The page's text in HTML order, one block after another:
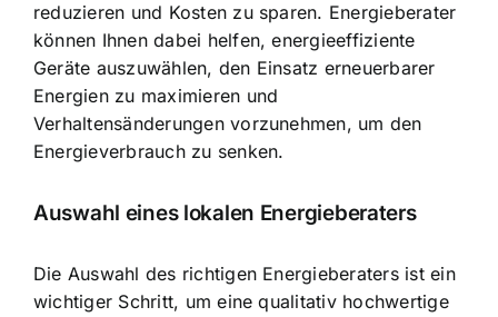
reduzieren und Kosten zu sparen. Energieberater
können Ihnen dabei helfen, energieeffiziente
Geräte auszuwählen, den Einsatz erneuerbarer
Energien zu maximieren und
Verhaltensänderungen vorzunehmen, um den
Energieverbrauch zu senken.
Auswahl eines lokalen Energieberaters
Die Auswahl des richtigen Energieberaters ist ein
wichtiger Schritt, um eine qualitativ hochwertige